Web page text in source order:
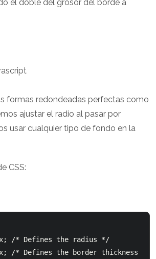
el doble del grosor del borde a
formas redondeadas perfectas como
ajustar el radio al pasar por
usar cualquier tipo de fondo en la
CSS: